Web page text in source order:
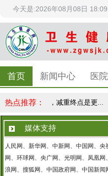
今天是:2026年08月08日
首页 新闻中心 医
热点推荐：
民健康共识，减重终点是更... |
媒体支持
人民网、新华网、中新网、中国网、央
网、环球网、央广网、光明网、凤凰网
浪网、搜狐网、中国政府网、中国新闻